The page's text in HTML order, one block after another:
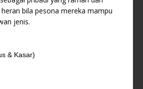
bila pesona mereka mampu
jenis.
& Kasar)